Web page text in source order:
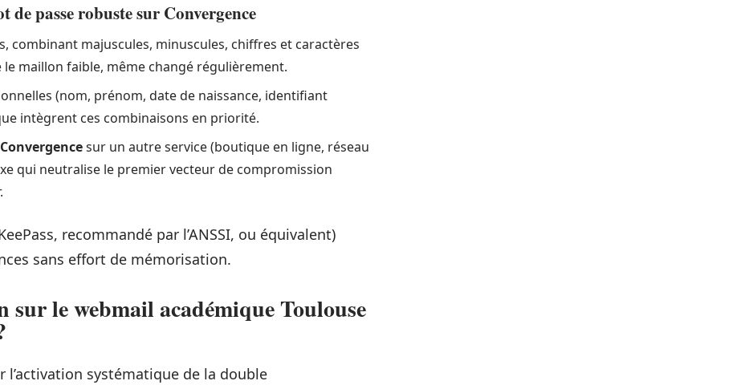
de passe robuste sur Convergence
combinant majuscules, minuscules, chiffres et caractères
maillon faible, même changé régulièrement.
(nom, prénom, date de naissance, identifiant
intègrent ces combinaisons en priorité.
sur un autre service (boutique en ligne, réseau
qui neutralise le premier vecteur de compromission
recommandé par l’ANSSI, ou équivalent)
sans effort de mémorisation.
le webmail académique Toulouse
l’activation systématique de la double